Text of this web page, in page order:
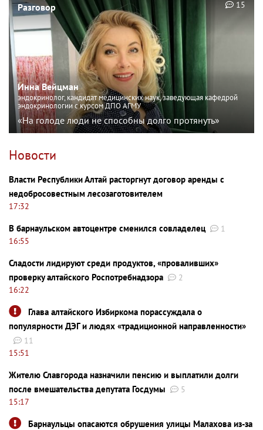
Разговор
Инна Вейцман
эндокринолог, кандидат медицинских наук, заведующая кафедрой
эндокринологии с курсом ДПО АГМУ
«На голоде люди не способны долго протянуть»
15
Новости
Власти Республики Алтай расторгнут договор аренды с
недобросовестным лесозаготовителем
17:32
В барнаульском автоцентре сменился совладелец
1
16:55
Сладости лидируют среди продуктов, «проваливших»
проверку алтайского Роспотребнадзора
2
16:22
Глава алтайского Избиркома порассуждала о
популярности ДЭГ и людях «традиционной направленности»
11
15:51
Жителю Славгорода назначили пенсию и выплатили долги
после вмешательства депутата Госдумы
5
15:17
Барнаульцы опасаются обрушения улицы Малахова из-за